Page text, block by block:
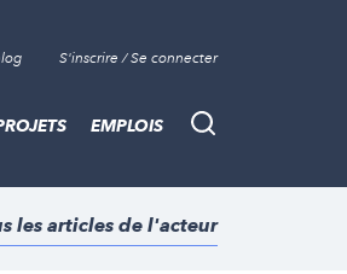
S'inscrire / Se connecter
Recherche
EMPLOIS
les articles de l'acteur